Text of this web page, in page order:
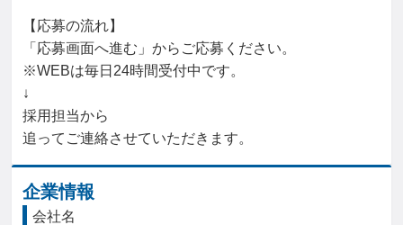
【応募の流れ】
「応募画面へ進む」からご応募ください。
※WEBは毎日24時間受付中です。
↓
採用担当から
追ってご連絡させていただきます。
企業情報
会社名